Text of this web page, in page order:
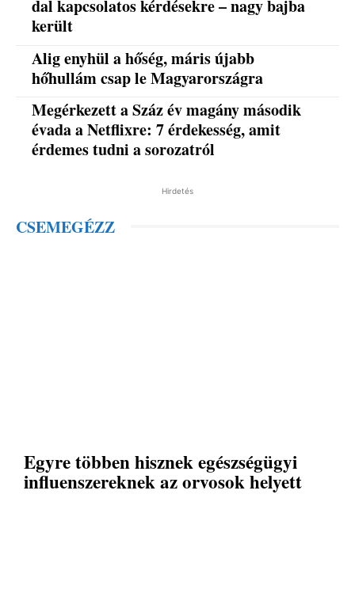
dal kapcsolatos kérdésekre – nagy bajba
került
Alig enyhül a hőség, máris újabb
hőhullám csap le Magyarországra
Megérkezett a Száz év magány második
évada a Netflixre: 7 érdekesség, amit
érdemes tudni a sorozatról
Hirdetés
CSEMEGÉZZ
Egyre többen hisznek egészségügyi
influenszereknek az orvosok helyett